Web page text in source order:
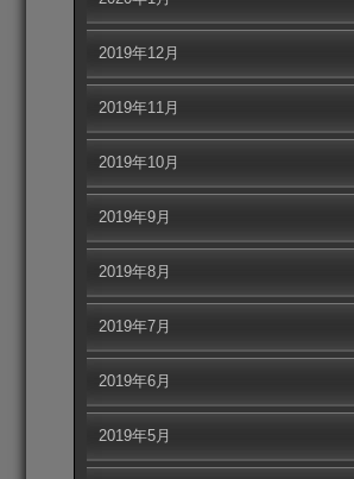
2019年12月
2019年11月
2019年10月
2019年9月
2019年8月
2019年7月
2019年6月
2019年5月